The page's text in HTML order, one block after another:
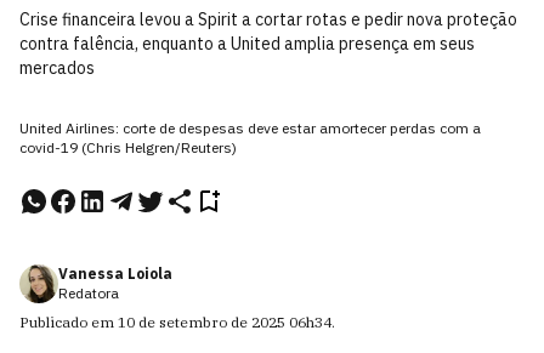
Crise financeira levou a Spirit a cortar rotas e pedir nova proteção
contra falência, enquanto a United amplia presença em seus
mercados
United Airlines: corte de despesas deve estar amortecer perdas com a
covid-19 (Chris Helgren/Reuters)
Vanessa Loiola
Redatora
Publicado em 10 de setembro de 2025 06h34.